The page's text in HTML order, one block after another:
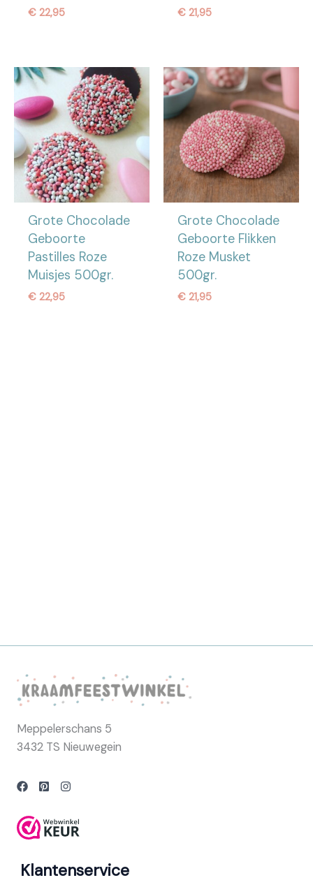
€22,95 €21,95
Grote Chocolade
Geboorte
Pastilles Roze
Muisjes 500gr.
€22,95
Grote Chocolade
Geboorte Flikken
Roze Musket
500gr.
€21,95
Meppelerschans 5
3432 TS Nieuwegein
Klantenservice